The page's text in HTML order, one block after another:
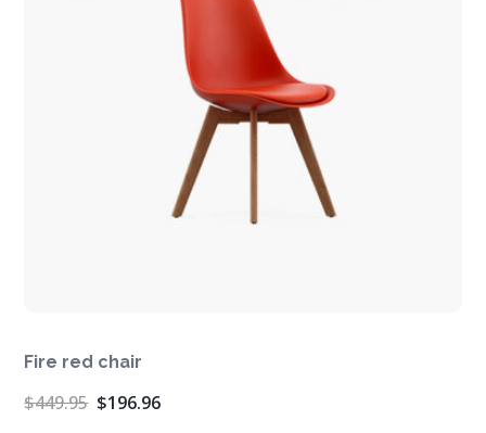
Fire red chair
$449.95 $196.96